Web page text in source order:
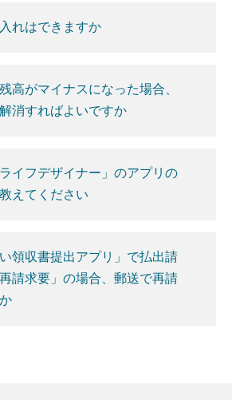
れはできますか
高がマイナスになった場合、
消すればよいですか
ライフデザイナー」のアプリの
えてください
い領収書提出アプリ」で払出請
請求要」の場合、郵送で再請